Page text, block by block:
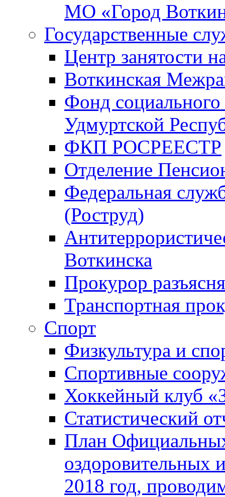
МО «Город
Государственные
Центр занятости
Воткинская
Фонд
Удмуртской
ФКП РОСРЕЕСТР
Отделение
Федеральная
(Роструд)
Воткинска
Прокурор
Транспортная
Спорт
Физкультура и
Спортивные
Хоккейный клуб
Статистический
План
оздоровительных
2018 год,